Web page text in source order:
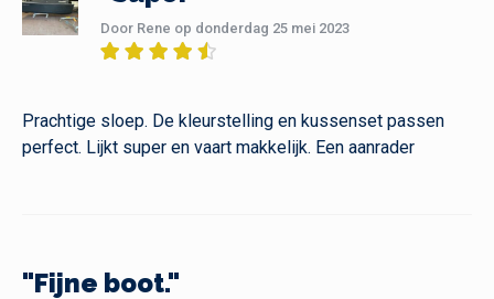
Door Rene op donderdag 25 mei 2023
Prachtige sloep. De kleurstelling en kussenset passen
perfect. Lijkt super en vaart makkelijk. Een aanrader
"Fijne boot."